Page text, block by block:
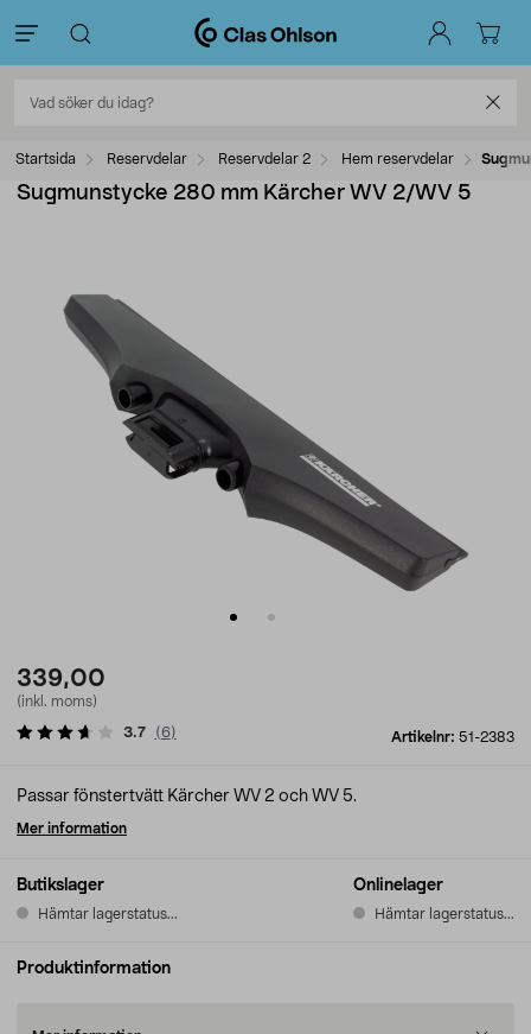
Startsida Reservdelar Reservdelar 2 Hem reservdelar
Sugmunstycke 280 mm Kärcher WV 2/WV 5
339,00
(inkl. moms)
Artikelnr: 51-2383
3.7 (6)
Butikslager
Hämtar lagerstatus...
Onlinelager
Hämtar lagerstatus...
Passar fönstertvätt Kärcher WV 2 och WV 5.
Mer information
Produktinformation